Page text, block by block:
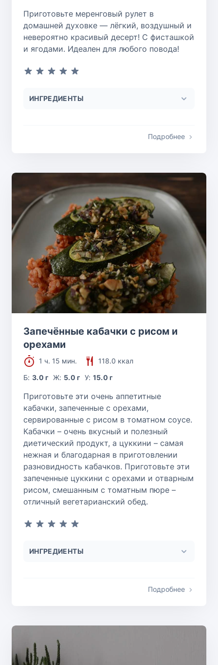
Приготовьте меренговый рулет в
домашней духовке — лёгкий, воздушный и
невероятно красивый десерт! С фисташкой
и ягодами. Идеален для любого повода!
ИНГРЕДИЕНТЫ
Подробнее
Запечённые кабачки с рисом и
орехами
1 ч. 15 мин.
118.0 ккал
Б:3.0 г Ж: 5.0 г У: 15.0 г
Приготовьте эти очень аппетитные
кабачки, запеченные с орехами,
сервированные с рисом в томатном соусе.
Кабачки – очень вкусный и полезный
диетический продукт, а цуккини – самая
нежная и благодарная в приготовлении
разновидность кабачков. Приготовьте эти
запеченные цуккини с орехами и отварным
рисом, смешанным с томатным пюре –
отличный вегетарианский обед.
ИНГРЕДИЕНТЫ
Подробнее